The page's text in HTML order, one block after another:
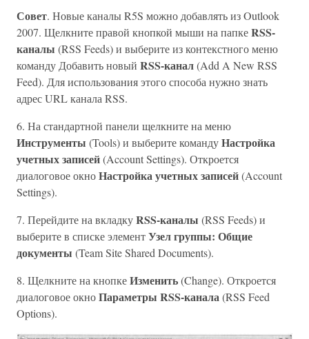
Совет. Новые каналы R5S можно добавлять из Outlook
2007. Щелкните правой кнопкой мыши на папкеRSS-
каналы (RSS Feeds) и выберите из контекстного меню
команду Добавить новый RSS-канал(Add A New RSS
Feed). Для использования этого способа нужно знать
адрес URL канала RSS.
6. На стандартной панели щелкните на меню
Инструменты (Tools) и выберите командуНастройка
учетных записей(Account Settings). Откроется
диалоговое окноНастройка учетных записей(Account
Settings).
7. Перейдите на вкладкуRSS-каналы (RSS Feeds) и
выберите в списке элементУзел группы: Общие
документы (Team Site Shared Documents).
8. Щелкните на кнопкеИзменить(Change). Откроется
диалоговое окноПараметры RSS-канала(RSS Feed
Options).